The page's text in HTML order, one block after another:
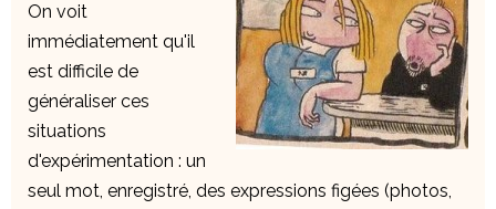
On voit
immédiatement qu'il
est difficile de
généraliser ces
situations
d'expérimentation : un
seul mot, enregistré, des expressions figées (photos,